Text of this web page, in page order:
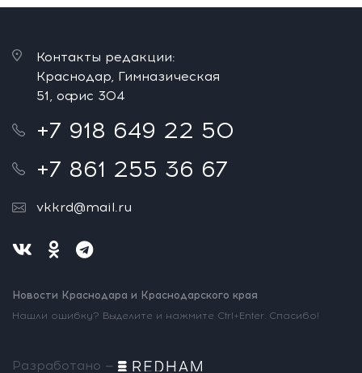
Контакты редакции:
Краснодар, Гимназическая
51, офис 304
+7 918 649 22 50
+7 861 255 36 67
vkkrd@mail.ru
Новости Краснодара и Краснодарского края
Нашли ошибку? Выделите и нажмите Ctrl+Enter. Спасибо!
Разработано —